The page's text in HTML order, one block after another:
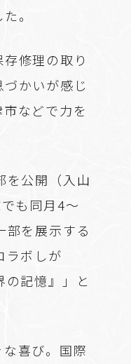
。
修理の取り
かいが感じ
などで力を
を公開（入山
も同月4～
を展示する
ラボしが
記憶』」と
喜び。国際